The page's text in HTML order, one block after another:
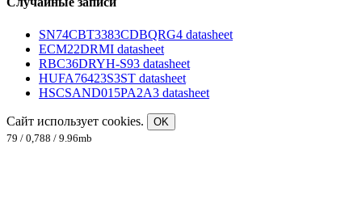
SN74CBT3383CDBQRG4 datasheet
ECM22DRMI datasheet
RBC36DRYH-S93 datasheet
HUFA76423S3ST datasheet
HSCSAND015PA2A3 datasheet
Сайт использует cookies.
OK
79 / 0,788 / 9.96mb